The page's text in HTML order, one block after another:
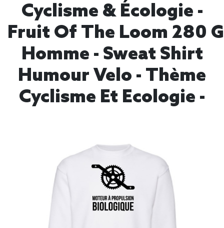
Cyclisme & Écologie -
Fruit Of The Loom 280
Homme - Sweat Shirt
Humour Velo - Thème
Cyclisme Et Ecologie -